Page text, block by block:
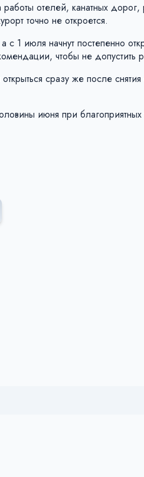
отелей, канатных
точно не откроется.
с 1 июля начнут постепенно
чтобы не допустить
сразу же после
июня при благоприятных